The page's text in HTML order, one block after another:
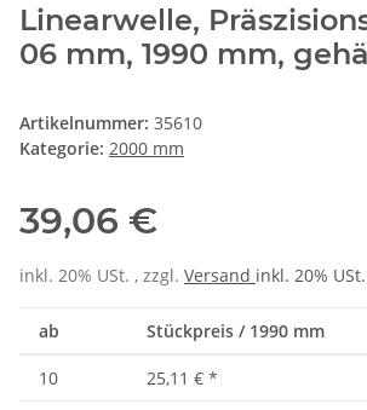
Linearwelle,
06 mm, 1990 mm,
Artikelnummer: 35610
Kategorie: 2000 mm
39,06 €
inkl. 20% USt. , zzgl. Versand inkl. 20%
ab Stückpreis / 1990 mm
10 25,11 € *